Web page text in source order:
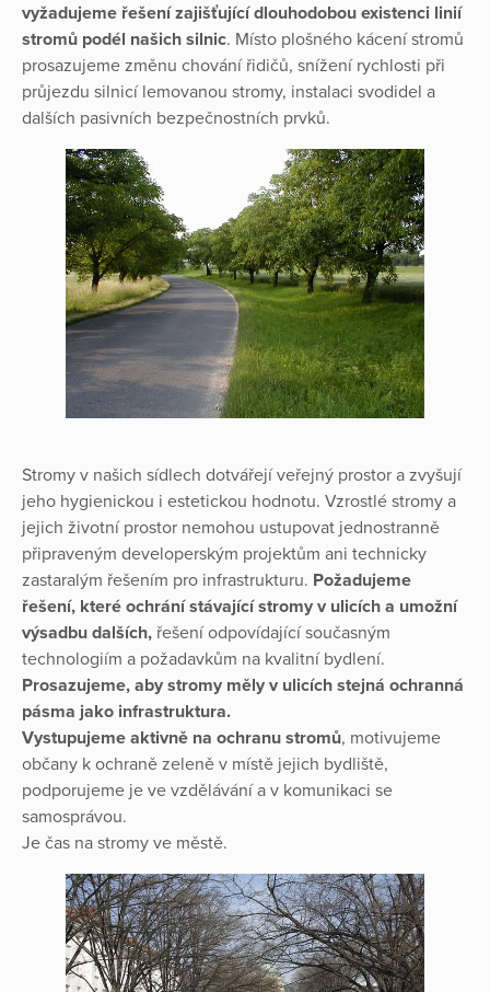
vyžadujeme řešení zajišťující dlouhodobou existenci linií
stromů podél našich silnic. Místo plošného kácení stromů
prosazujeme změnu chování řidičů, snížení rychlosti při
průjezdu silnicí lemovanou stromy, instalaci svodidel a
dalších pasivních bezpečnostních prvků.
Stromy v našich sídlech dotvářejí veřejný prostor a zvyšují
jeho hygienickou i estetickou hodnotu. Vzrostlé stromy a
jejich životní prostor nemohou ustupovat jednostranně
připraveným developerským projektům ani technicky
zastaralým řešením pro infrastrukturu. Požadujeme
řešení, které ochrání stávající stromy v ulicích a umožní
výsadbu dalších, řešení odpovídající současným
technologiím a požadavkům na kvalitní bydlení.
Prosazujeme, aby stromy měly v ulicích stejná ochranná
pásma jako infrastruktura.
Vystupujeme aktivně na ochranu stromů, motivujeme
občany k ochraně zeleně v místě jejich bydliště,
podporujeme je ve vzdělávání a v komunikaci se
samosprávou.
Je čas na stromy ve městě.